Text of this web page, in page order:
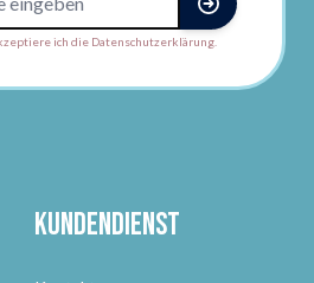
ich die Datenschutzerklärung.
Kundendienst